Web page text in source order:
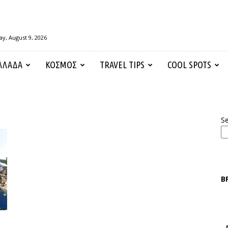
August 9, 2026
ΚΟΣΜΟΣ TRAVEL TIPS COOL SPOTS